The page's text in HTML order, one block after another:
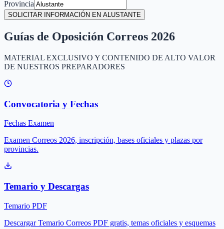
Provincia
SOLICITAR INFORMACIÓN EN ALUSTANTE
Guías de Oposición Correos 2026
MATERIAL EXCLUSIVO Y CONTENIDO DE ALTO VALOR
DE NUESTROS PREPARADORES
Convocatoria y Fechas
Fechas Examen
Examen Correos 2026, inscripción, bases oficiales y plazas por
provincias.
Temario y Descargas
Temario PDF
Descargar Temario Correos PDF gratis, temas oficiales y esquemas